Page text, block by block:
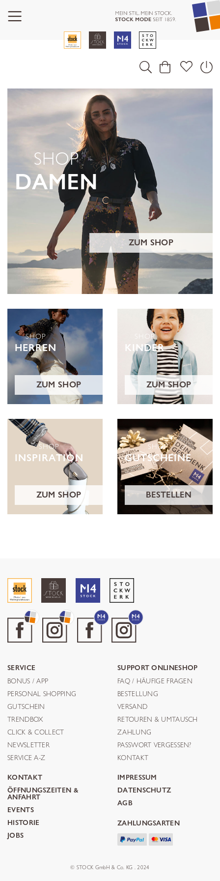
SHOP
DAMEN
ZUM SHOP
SHOP
HERREN
ZUM SHOP
SHOP
KINDER
ZUM SHOP
SHOP
INSPIRATION
ZUM SHOP
SHOP
GUTSCHEINE
BESTELLEN
SERVICE
BONUS / APP
PERSONAL SHOPPING
GUTSCHEIN
TRENDBOX
CLICK & COLLECT
NEWSLETTER
SERVICE A-Z
SUPPORT ONLINESHOP
FAQ / HÄUFIGE FRAGEN
BESTELLUNG
VERSAND
RETOUREN & UMTAUSCH
ZAHLUNG
PASSWORT VERGESSEN?
KONTAKT
KONTAKT
ÖFFNUNGSZEITEN &
ANFAHRT
EVENTS
HISTORIE
JOBS
IMPRESSUM
DATENSCHUTZ
AGB
ZAHLUNGSARTEN
© STOCK GmbH & Co. KG . 2024